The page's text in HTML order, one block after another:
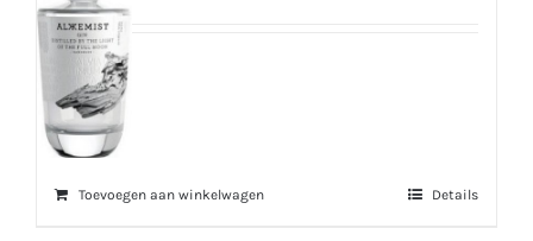
Toevoegen aan winkelwagen Details